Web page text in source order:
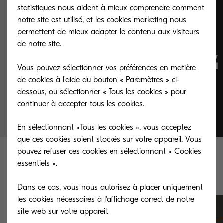
" Respecter la
création et aider les
Hommes "
Dr. Kazuro Inamori
Découvrez les valeurs de
Kyocera
statistiques nous aident à mieux comprendre comment
notre site est utilisé, et les cookies marketing nous
permettent de mieux adapter le contenu aux visiteurs
de notre site.
Vous pouvez sélectionner vos préférences en matière
de cookies à l'aide du bouton « Paramètres » ci-
dessous, ou sélectionner « Tous les cookies » pour
continuer à accepter tous les cookies.
En sélectionnant «Tous les cookies », vous acceptez
que ces cookies soient stockés sur votre appareil. Vous
pouvez refuser ces cookies en sélectionnant « Cookies
essentiels ».
Dans ce cas, vous nous autorisez à placer uniquement
les cookies nécessaires à l'affichage correct de notre